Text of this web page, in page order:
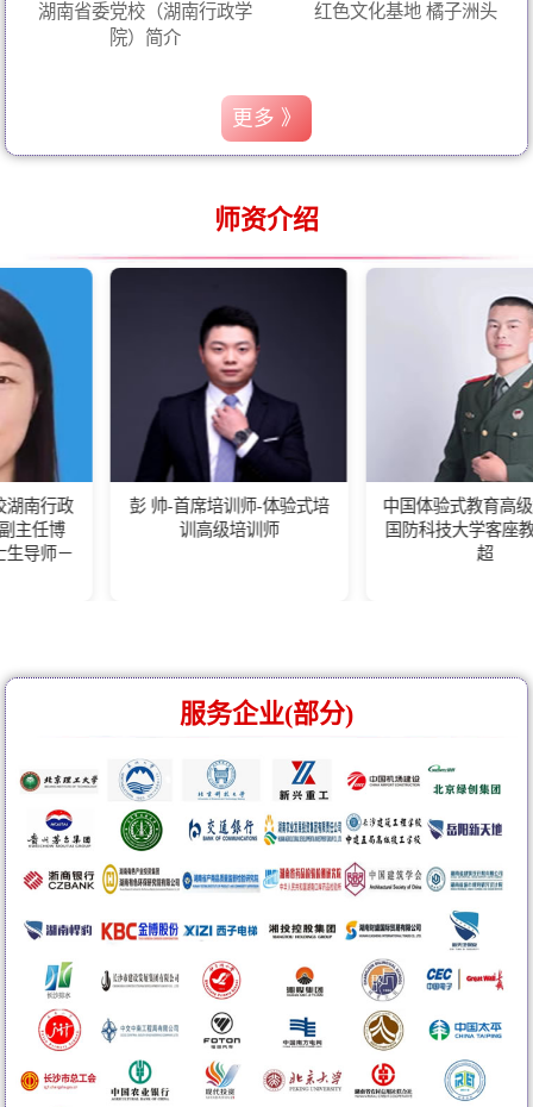
湖南省委党校（湖南行政学
院）简介
红色文化基地 橘子洲头
更多 》
师资介绍
彭 帅-首席培训师-体验式培
训高级培训师
中国体验式教育高级培训师-
国防科技大学客座教练王佰
服务企业(部分)